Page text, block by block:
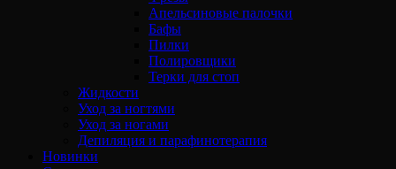
Апельсиновые палочки
Бафы
Пилки
Полировщики
Терки для стоп
Жидкости
Уход за ногтями
Уход за ногами
Депиляция и парафинотерапия
Новинки